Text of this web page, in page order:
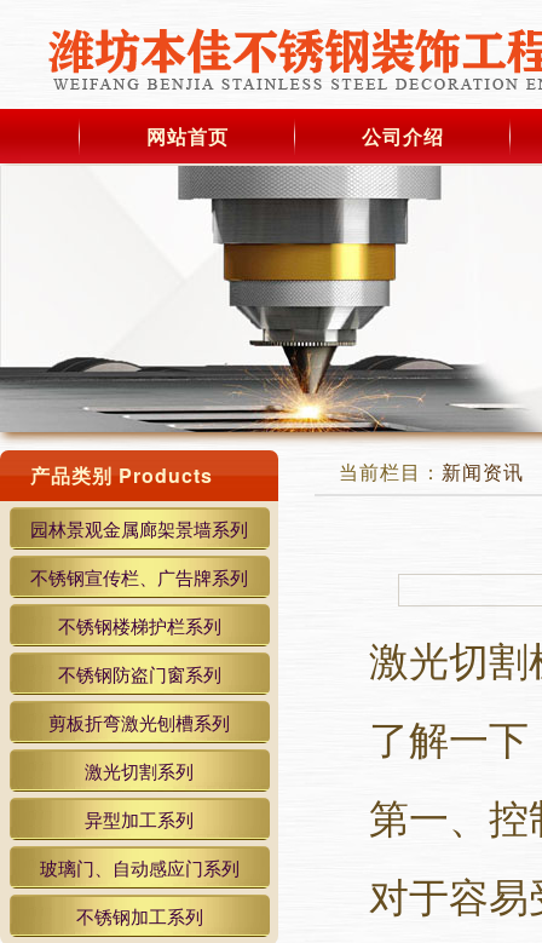
网站首页 公司介绍
产品类别 Products
园林景观金属廊架景墙系列
不锈钢宣传栏、广告牌系列
不锈钢楼梯护栏系列
不锈钢防盗门窗系列
剪板折弯激光刨槽系列
激光切割系列
异型加工系列
玻璃门、自动感应门系列
不锈钢加工系列
当前栏目： 新闻资讯
激光切
了解一下
第一、
对于容